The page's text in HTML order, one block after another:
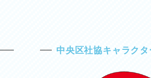
中央区社協キャラクタ